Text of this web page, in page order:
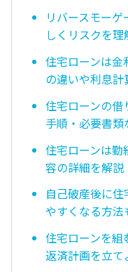
リバースモー
しくリスクを理
住宅ローンは金
の違いや利息計
住宅ローンの借
手順・必要書類
住宅ローンは勤
容の詳細を解説
自己破産後に
やすくなる方法
住宅ローンを組
返済計画を立て